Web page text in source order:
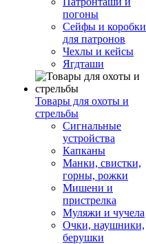
погоны
Сейфы и коробки
для патронов
Чехлы и кейсы
Ягдташи
Товары для охоты и
стрельбы
Сигнальные
устройства
Капканы
Манки, свистки,
горны, рожки
Мишени и
пристрелка
Муляжи и чучела
Очки, наушники,
берушки